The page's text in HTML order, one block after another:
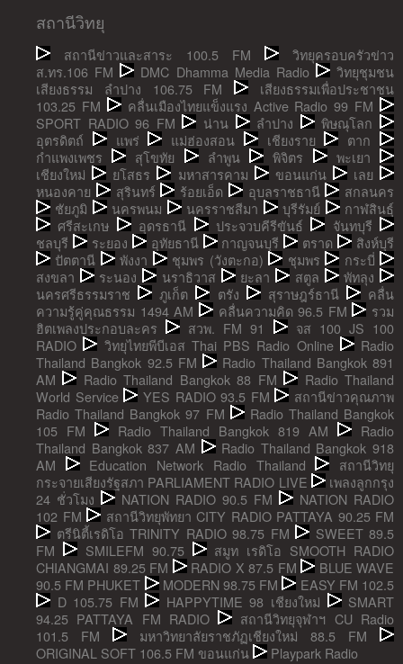
สถานีวิทยุ
สถานีข่าวและสาระ 100.5 FM
วิทยุครอบครัวข่าว
ส.ทร.106 FM
DMC Dhamma Media Radio
วิทยุชุมชน
เสียงธรรม ลำปาง 106.75 FM
เสียงธรรมเพื่อประชาชน
103.25 FM
คลื่นเมืองไทยแข็งแรง Active Radio 99 FM
SPORT RADIO 96 FM
น่าน ลำปาง
พิษณุโลก
อุตรดิตถ์
แพร่ แม่ฮ่องสอน เชียงราย
ตาก
กำแพงเพชร
สุโขทัย ลำพูน พิจิตร
พะเยา
เชียงใหม่
ยโสธร มหาสารคาม ขอนแก่น
เลย
หนองคาย
สุรินทร์ ร้อยเอ็ด อุบลราชธานี
สกลนคร
ชัยภูมิ
นครพนม นครราชสีมา บุรีรัมย์
กาฬสินธุ์
ศรีสะเกษ
อุดรธานี ประจวบคีรีขันธ์
จันทบุรี
ชลบุรี
ระยอง อุทัยธานี กาญจนบุรี ตราด
สิงห์บุรี
ปัตตานี
พังงา ชุมพร (วังตะกอ) ชุมพร
กระบี่
สงขลา
ระนอง นราธิวาส ยะลา สตูล
พัทลุง
นครศรีธรรมราช
ภูเก็ต ตรัง สุราษฎร์ธานี
คลื่น
ความรู้คู่คุณธรรม 1494 AM
คลื่นความคิด 96.5 FM
รวม
ฮิตเพลงประกอบละคร
สวพ. FM 91
จส 100 JS 100
RADIO
วิทยุไทยพีบีเอส Thai PBS Radio Online
Radio
Thailand Bangkok 92.5 FM
Radio Thailand Bangkok 891
AM
Radio Thailand Bangkok 88 FM
Radio Thailand
World Service
YES RADIO 93.5 FM
สถานีข่าวคุณภาพ
Radio Thailand Bangkok 97 FM
Radio Thailand Bangkok
105 FM
Radio Thailand Bangkok 819 AM
Radio
Thailand Bangkok 837 AM
Radio Thailand Bangkok 918
AM
Education Network Radio Thailand
สถานีวิทยุ
กระจายเสียงรัฐสภา PARLIAMENT RADIO LIVE
เพลงลูกกรุง
24 ชั่วโมง
NATION RADIO 90.5 FM
NATION RADIO
102 FM
สถานีวิทยุพัทยา CITY RADIO PATTAYA 90.25 FM
ตรีนิตี้เรดิโอ TRINITY RADIO 98.75 FM
SWEET 89.5
FM
SMILEFM 90.75
สมูท เรดิโอ SMOOTH RADIO
CHIANGMAI 89.25 FM
RADIO X 87.5 FM
BLUE WAVE
90.5 FM PHUKET
MODERN 98.75 FM
EASY FM 102.5
D 105.75 FM
HAPPYTIME 98 เชียงใหม่
SMART
94.25 PATTAYA FM RADIO
สถานีวิทยุจุฬาฯ CU Radio
101.5 FM
มหาวิทยาลัยราชภัฏเชียงใหม่ 88.5 FM
ORIGINAL SOFT 106.5 FM ขอนแก่น
Playpark Radio